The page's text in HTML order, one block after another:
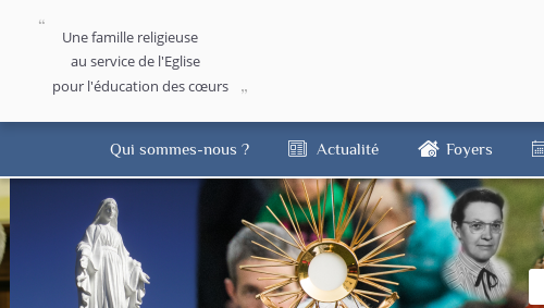
Une famille religieuse
au service de l'Eglise
pour l'éducation des cœurs
Qui sommes-nous ? Actualité Foyers